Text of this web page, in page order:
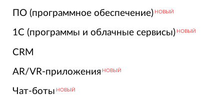
ПО (программное обеспечение) НОВЫЙ
1С (программы и облачные сервисы) НОВЫЙ
CRM
AR/VR-приложения НОВЫЙ
Чат-боты НОВЫЙ